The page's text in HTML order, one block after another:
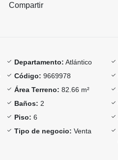
Compartir
Departamento: Atlántico
Código: 9669978
Área Terreno: 82.66 m²
Baños: 2
Piso: 6
Tipo de negocio: Venta